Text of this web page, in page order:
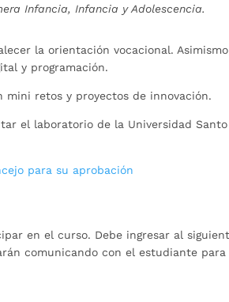
Infancia, Infancia y Adolescencia.
la orientación vocacional.
y programación.
mini retos y proyectos de innovación.
el laboratorio de la Universidad Santo
para su aprobación
en el curso. Debe ingresar al
comunicando con el estudiante para